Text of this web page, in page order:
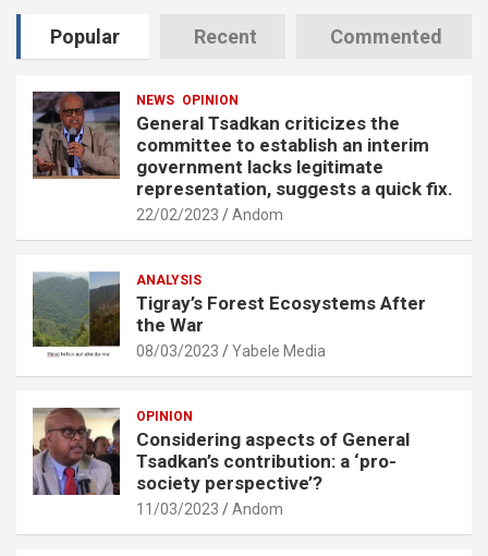
Popular Recent Commented
NEWS OPINION
General Tsadkan criticizes the
committee to establish an interim
government lacks legitimate
representation, suggests a quick fix.
22/02/2023 Andom
ANALYSIS
Tigray’s Forest Ecosystems After
the War
08/03/2023 Yabele Media
OPINION
Considering aspects of General
Tsadkan’s contribution: a ‘pro-
society perspective’?
11/03/2023 Andom